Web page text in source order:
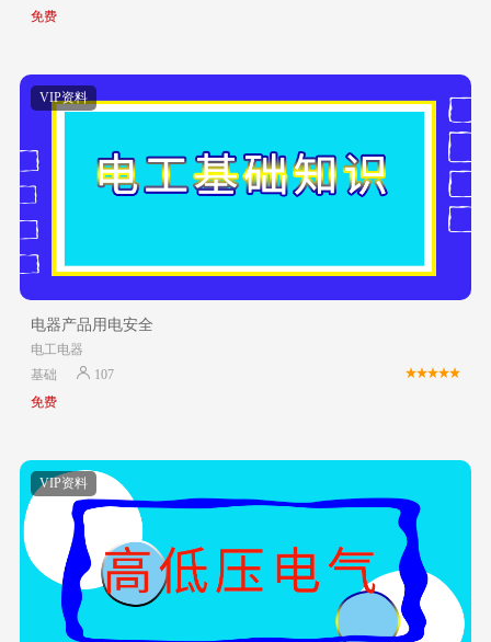
免费
VIP资料
电器产品用电安全
电工电器
基础
107
免费
VIP资料